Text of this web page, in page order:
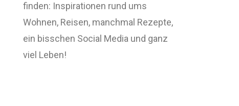
finden: Inspirationen rund ums
Wohnen, Reisen, manchmal Rezepte,
ein bisschen Social Media und ganz
viel Leben!